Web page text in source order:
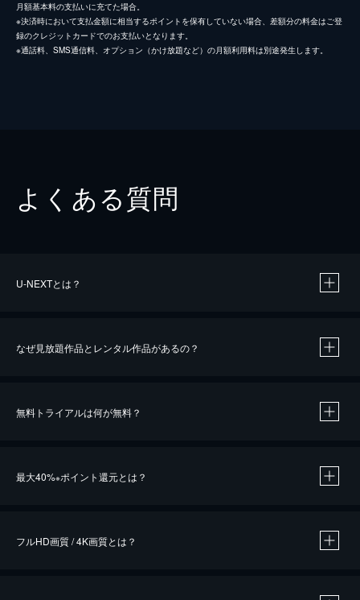
月額基本料の支払いに充てた場合。
※決済時において支払金額に相当するポイントを保有していない場合、差額分の料金はご登
録のクレジットカードでのお支払いとなります。
※通話料、SMS通信料、オプション（かけ放題など）の月額利用料は別途発生します。
よくある質問
U-NEXTとは？
なぜ見放題作品とレンタル作品があるの？
無料トライアルは何が無料？
最大40%※ポイント還元とは？
フルHD画質 / 4K画質とは？